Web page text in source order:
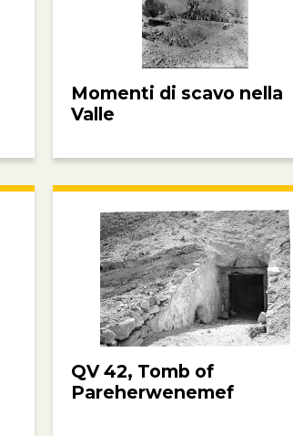
Momenti di scavo nella
Valle
QV 42, Tomb of
Pareherwenemef